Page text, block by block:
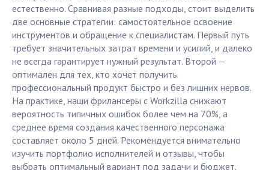
естественно. Сравнивая разные подходы, стоит выделить
две основные стратегии: самостоятельное освоение
инструментов и обращение к специалистам. Первый путь
требует значительных затрат времени и усилий, и далеко
не всегда гарантирует нужный результат. Второй —
оптимален для тех, кто хочет получить
профессиональный продукт быстро и без лишних нервов.
На практике, наши фрилансеры с Workzilla снижают
вероятность типичных ошибок более чем на 70%, а
среднее время создания качественного персонажа
составляет около 5 дней. Рекомендуется внимательно
изучить портфолио исполнителей и отзывы, чтобы
выбрать оптимальный вариант под задачи и бюджет.